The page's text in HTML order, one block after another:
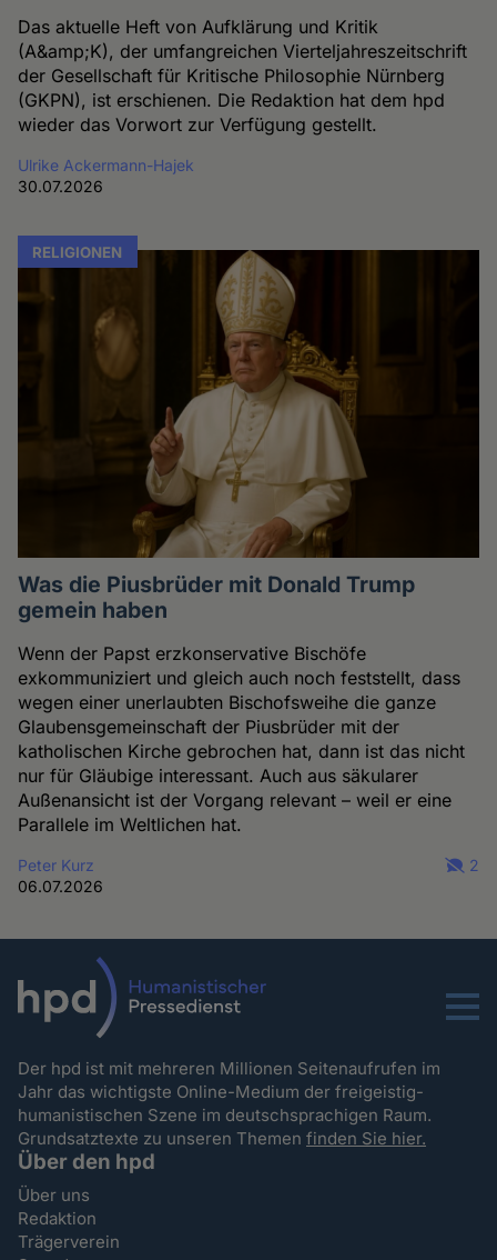
Das aktuelle Heft von Aufklärung und Kritik
(A&amp;K), der umfangreichen Vierteljahreszeitschrift
der Gesellschaft für Kritische Philosophie Nürnberg
(GKPN), ist erschienen. Die Redaktion hat dem hpd
wieder das Vorwort zur Verfügung gestellt.
Ulrike Ackermann-Hajek
30.07.2026
RELIGIONEN
Was die Piusbrüder mit Donald Trump
gemein haben
Wenn der Papst erzkonservative Bischöfe
exkommuniziert und gleich auch noch feststellt, dass
wegen einer unerlaubten Bischofsweihe die ganze
Glaubensgemeinschaft der Piusbrüder mit der
katholischen Kirche gebrochen hat, dann ist das nicht
nur für Gläubige interessant. Auch aus säkularer
Außenansicht ist der Vorgang relevant – weil er eine
Parallele im Weltlichen hat.
Peter Kurz
06.07.2026
2
Menu
Der hpd ist mit mehreren Millionen Seitenaufrufen im
Jahr das wichtigste Online-Medium der freigeistig-
humanistischen Szene im deutschsprachigen Raum.
Grundsatztexte zu unseren Themenfinden Sie hier.
Über den hpd
Über uns
Redaktion
Trägerverein